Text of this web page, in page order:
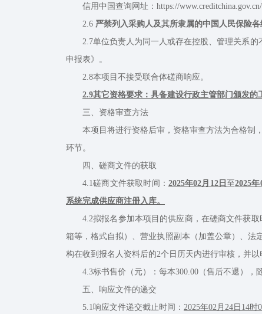
信用中国查询网址：https://www.creditchina.gov.cn/
2.6 严禁列入采购人及其所隶属的中国人民保险
2.7单位负责人为同一人或存在控股、管理关系的
申报表》。
2.8本项目不接受联合体磋商响应。
2.9其它资格要求：具备建设行政主管部门颁发
三、资格审查方法
本项目将进行资格后审，资格审查方法为合格制，
环节。
四、磋商文件的获取
4.1磋商文件获取时间： 2025年02月12日 至2025年
系统完成供应商注册入库。
4.2拟报名参加本项目的供应商，在磋商文件获取
箱等，格式自拟）、营业执照副本（加盖公章）、法
构在收到报名人资料后的2个日历天内进行审核，并以
4.3标书售价（元）：每本300.00（售后不退），随
五、响应文件的递交
5.1响应文件递交截止时间： 2025年02月24日14时